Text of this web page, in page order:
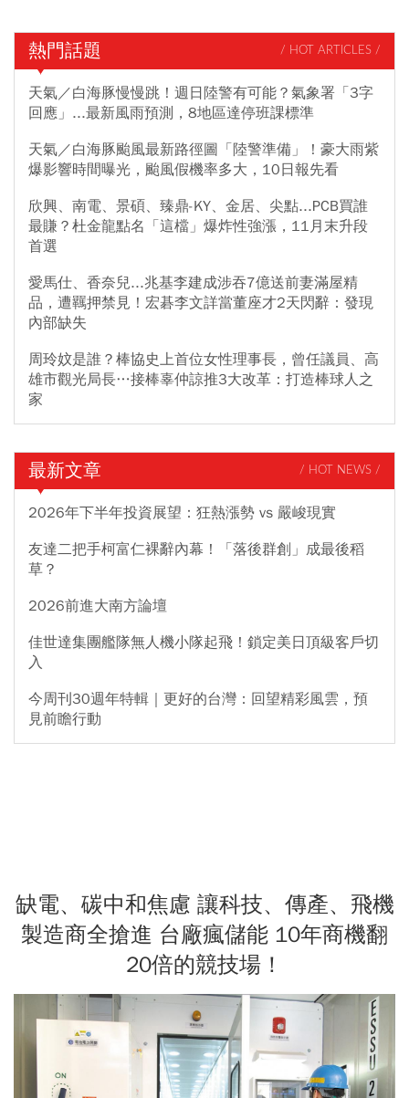
熱門話題 / HOT ARTICLES /
天氣／白海豚慢慢跳！週日陸警有可能？氣象署「3字
回應」...最新風雨預測，8地區達停班課標準
天氣／白海豚颱風最新路徑圖「陸警準備」！豪大雨紫
爆影響時間曝光，颱風假機率多大，10日報先看
欣興、南電、景碩、臻鼎-KY、金居、尖點...PCB買誰
最賺？杜金龍點名「這檔」爆炸性強漲，11月末升段
首選
愛馬仕、香奈兒...兆基李建成涉吞7億送前妻滿屋精
品，遭羈押禁見！宏碁李文詳當董座才2天閃辭：發現
內部缺失
周玲妏是誰？棒協史上首位女性理事長，曾任議員、高
雄市觀光局長…接棒辜仲諒推3大改革：打造棒球人之
家
最新文章 / HOT NEWS /
2026年下半年投資展望：狂熱漲勢 vs 嚴峻現實
友達二把手柯富仁裸辭內幕！「落後群創」成最後稻
草？
2026前進大南方論壇
佳世達集團艦隊無人機小隊起飛！鎖定美日頂級客戶切
入
今周刊30週年特輯｜更好的台灣：回望精彩風雲，預
見前瞻行動
缺電、碳中和焦慮 讓科技、傳產、飛機
製造商全搶進 台廠瘋儲能 10年商機翻
20倍的競技場！